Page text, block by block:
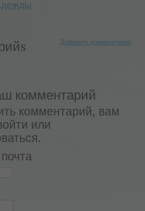
Добавить комментарий
комментарий
комментарий, вам
или